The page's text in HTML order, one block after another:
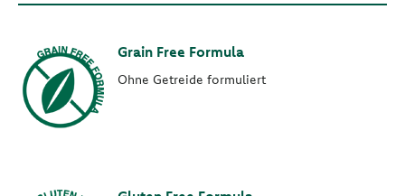
Grain Free Formula
Ohne Getreide formuliert